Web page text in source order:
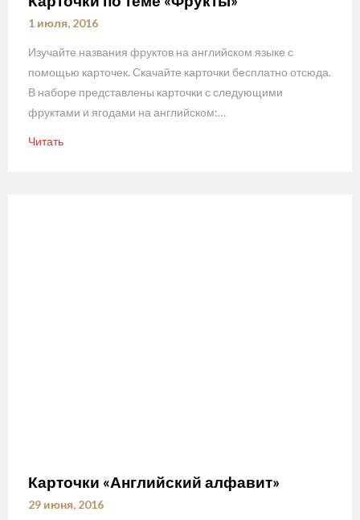
1 июля, 2016
Изучайте названия фруктов на английском языке с
помощью карточек. Скачайте карточки бесплатно отсюда.
В наборе представлены карточки с следующими
фруктами и ягодами на английском:…
Читать
Карточки «Английский алфавит»
29 июня, 2016